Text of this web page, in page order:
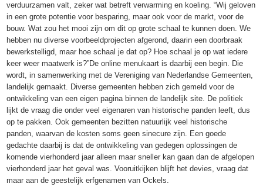
verduurzamen valt, zeker wat betreft verwarming en koeling. “Wij geloven
in een grote potentie voor besparing, maar ook voor de markt, voor de
bouw. Wat zou het mooi zijn om dit op grote schaal te kunnen doen. We
hebben nu diverse voorbeeldprojecten afgerond, daarin een doorbraak
bewerkstelligd, maar hoe schaal je dat op? Hoe schaal je op wat iedere
keer weer maatwerk is?”De online menukaart is daarbij een begin. Die
wordt, in samenwerking met de Vereniging van Nederlandse Gemeenten,
landelijk gemaakt. Diverse gemeenten hebben zich gemeld voor de
ontwikkeling van een eigen pagina binnen de landelijk site. De politiek
lijkt de vraag die onder veel eigenaren van historische panden leeft, dus
op te pakken. Ook gemeenten bezitten natuurlijk veel historische
panden, waarvan de kosten soms geen sinecure zijn. Een goede
gedachte daarbij is dat de ontwikkeling van gedegen oplossingen de
komende vierhonderd jaar alleen maar sneller kan gaan dan de afgelopen
vierhonderd jaar het geval was. Vooruitkijken blijft het devies, vraag dat
maar aan de geestelijk erfgenamen van Ockels.